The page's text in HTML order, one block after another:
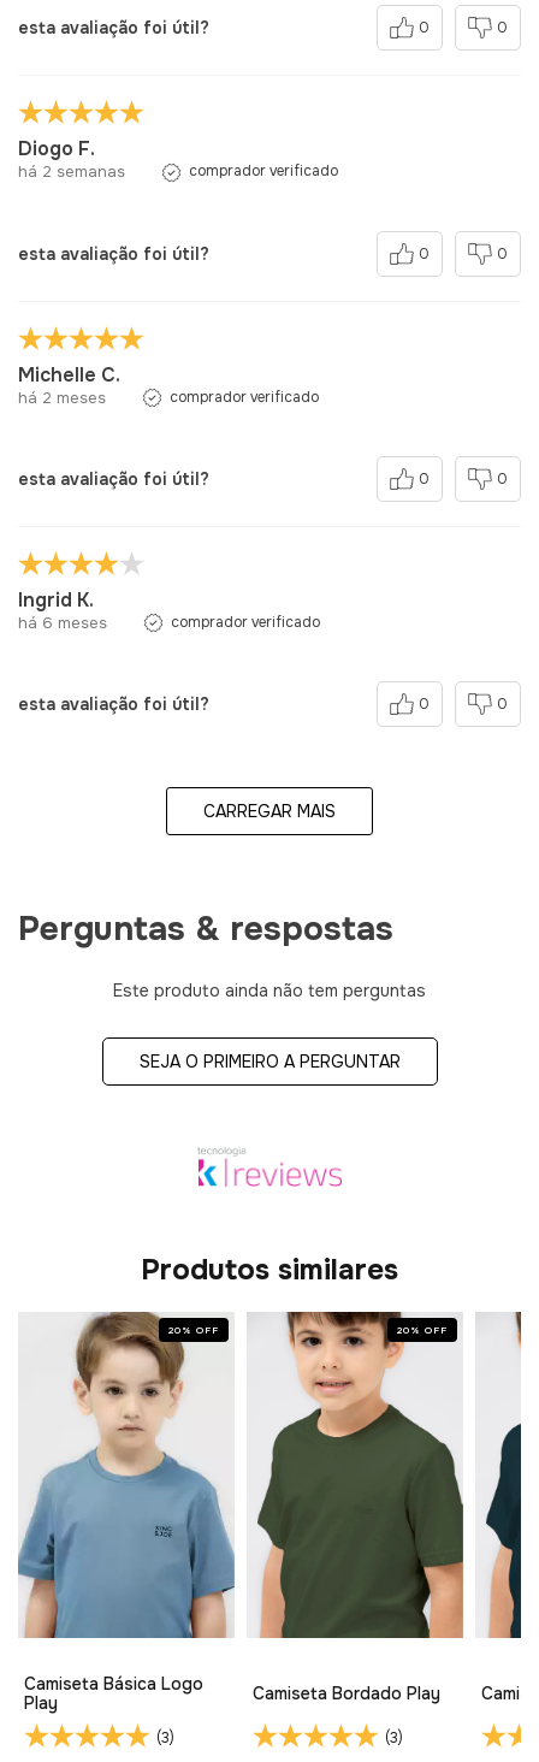
esta avaliação foi útil? 0 0
Diogo F.
há 2 semanas comprador verificado
esta avaliação foi útil? 0 0
Michelle C.
há 2 meses comprador verificado
esta avaliação foi útil? 0 0
Ingrid K.
há 6 meses comprador verificado
esta avaliação foi útil? 0 0
CARREGAR MAIS
Perguntas & respostas
Este produto ainda não tem perguntas
SEJA O PRIMEIRO A PERGUNTAR
Produtos similares
20 %OFF
Camiseta Básica Logo
Play
(3)
20 %OFF
Camiseta Bordado Play
(3)